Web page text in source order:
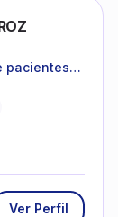
pacientes
Ver Perfil